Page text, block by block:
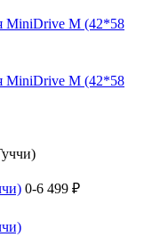
MiniDrive М (42*58
MiniDrive М (42*58
0-6 499 ₽